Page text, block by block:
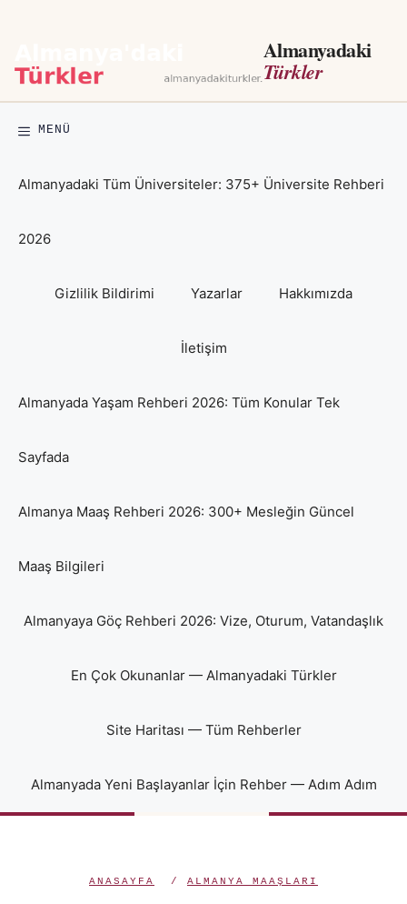
Almanyadaki
Türkler
MENÜ
Almanyadaki Tüm Üniversiteler: 375+ Üniversite Rehberi
2026
Gizlilik Bildirimi Yazarlar Hakkımızda
İletişim
Almanyada Yaşam Rehberi 2026: Tüm Konular Tek
Sayfada
Almanya Maaş Rehberi 2026: 300+ Mesleğin Güncel
Maaş Bilgileri
Almanyaya Göç Rehberi 2026: Vize, Oturum, Vatandaşlık
En Çok Okunanlar — Almanyadaki Türkler
Site Haritası — Tüm Rehberler
Almanyada Yeni Başlayanlar İçin Rehber — Adım Adım
ANASAYFA / ALMANYA MAAŞLARI